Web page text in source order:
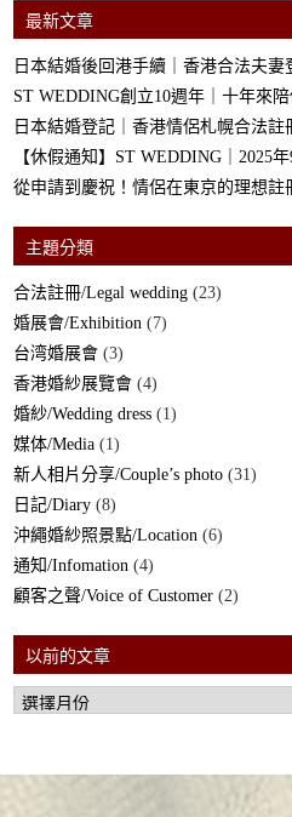
最新文章
日本結婚後回港手續｜香港合法夫妻
ST WEDDING創立10週年｜十年來
日本結婚登記｜香港情侶札幌合法註
【休假通知】ST WEDDING｜2025
從申請到慶祝！情侶在東京的理想註
主題分類
合法註冊/Legal wedding (23)
婚展會/Exhibition (7)
台湾婚展會 (3)
香港婚紗展覽會 (4)
婚紗/Wedding dress (1)
媒体/Media (1)
新人相片分享/Couple’s photo (31)
日記/Diary (8)
沖繩婚紗照景點/Location (6)
通知/Infomation (4)
顧客之聲/Voice of Customer (2)
以前的文章